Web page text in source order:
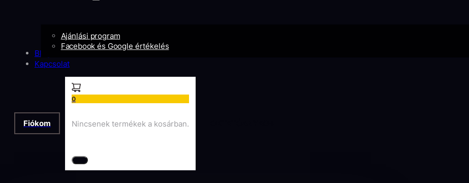
Ajánlási program
Facebook és Google értékelés
Blog
Kapcsolat
Fiókom
0
Nincsenek termékek a kosárban.